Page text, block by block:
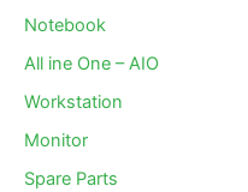
Notebook
All ine One – AIO
Workstation
Monitor
Spare Parts